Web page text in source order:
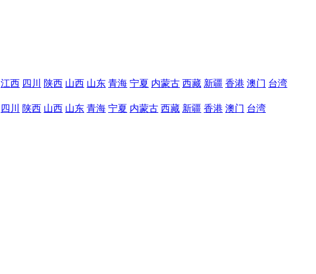
江西 四川 陕西 山西 山东 青海 宁夏 内蒙古 西藏 新疆 香港 澳门 台湾
四川 陕西 山西 山东 青海 宁夏 内蒙古 西藏 新疆 香港 澳门 台湾